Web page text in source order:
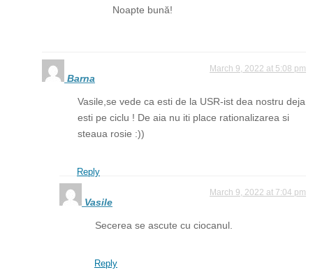
Noapte bună!
Barna
March 9, 2022 at 5:08 pm
Vasile,se vede ca esti de la USR-ist dea nostru deja
esti pe ciclu ! De aia nu iti place rationalizarea si
steaua rosie :))
Reply
Vasile
March 9, 2022 at 7:04 pm
Secerea se ascute cu ciocanul.
Reply